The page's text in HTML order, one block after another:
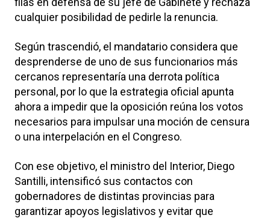
cualquier posibilidad de pedirle la renuncia.
Según trascendió, el mandatario considera que
desprenderse de uno de sus funcionarios más
cercanos representaría una derrota política
personal, por lo que la estrategia oficial apunta
ahora a impedir que la oposición reúna los votos
necesarios para impulsar una moción de censura
o una interpelación en el Congreso.
Con ese objetivo, el ministro del Interior, Diego
Santilli, intensificó sus contactos con
gobernadores de distintas provincias para
garantizar apoyos legislativos y evitar que